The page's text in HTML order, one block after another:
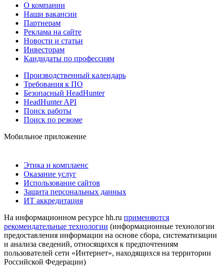
О компании
Наши вакансии
Партнерам
Реклама на сайте
Новости и статьи
Инвесторам
Кандидаты по профессиям
Производственный календарь
Требования к ПО
Безопасный HeadHunter
HeadHunter API
Поиск работы
Поиск по резюме
Мобильное приложение
Этика и комплаенс
Оказание услуг
Использование сайтов
Защита персональных данных
ИТ аккредитация
На информационном ресурсе hh.ru применяются
рекомендательные технологии (информационные технологии
предоставления информации на основе сбора, систематизации
и анализа сведений, относящихся к предпочтениям
пользователей сети «Интернет», находящихся на территории
Российской Федерации)